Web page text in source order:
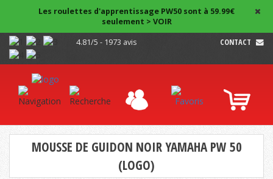
Les roulettes d'apprentissage PW50 sont à 59.99€
seulement > VOIR
4.81/5 - 1973 avis
CONTACT
MOUSSE DE GUIDON NOIR YAMAHA PW 50
(LOGO)